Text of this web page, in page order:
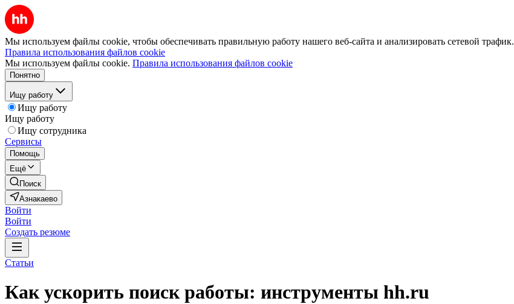
Мы используем файлы cookie, чтобы обеспечивать правильную работу нашего веб-сайта и анализировать сетевой трафик.
Правила использования файлов cookie
Мы используем файлы cookie. Правила использования файлов cookie
Понятно
Ищу работу
Ищу работу
Ищу работу
Ищу сотрудника
Сервисы
Помощь
Ещё
Поиск
Азнакаево
Войти
Войти
Создать резюме
Статьи
Как ускорить поиск работы: инструменты hh.ru